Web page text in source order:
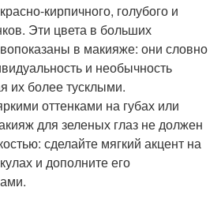
кирпичного, голубого и
Эти цвета в больших
в макияже: они словно
и необычность
их более тусклыми.
оттенками на губах или
для зеленых глаз не должен
сделайте мягкий акцент на
и дополните его